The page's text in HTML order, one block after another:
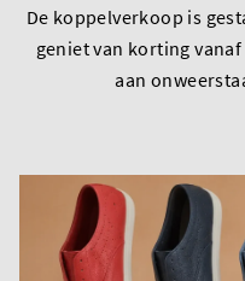
De koppelverkoop is
geniet van korting
aan